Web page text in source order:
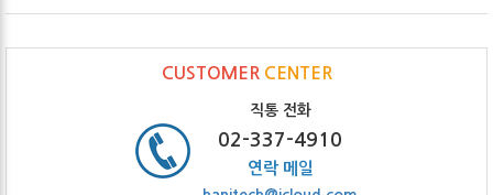
CUSTOMER CENTER
직통 전화
02-337-4910
연락 메일